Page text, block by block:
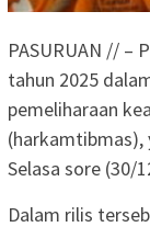
PASURUAN // –
tahun 2025
pemeliharaan
(harkamtibmas),
Selasa sore (30/
Dalam rilis